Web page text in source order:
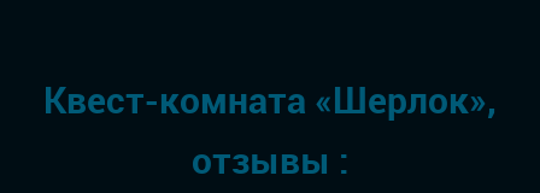
Квест-комната «Шерлок»,
отзывы :